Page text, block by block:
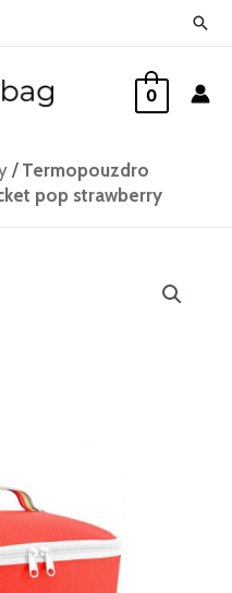
0
/ Termopouzdro
pop strawberry